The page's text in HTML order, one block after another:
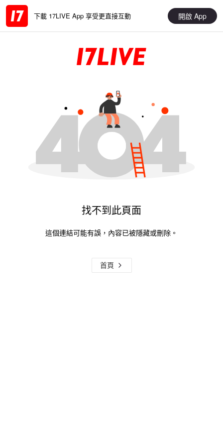
下載 17LIVE App 享受更直接互動 開啟 App
找不到此頁面
這個連結可能有誤，內容已被隱藏或刪除。
首頁